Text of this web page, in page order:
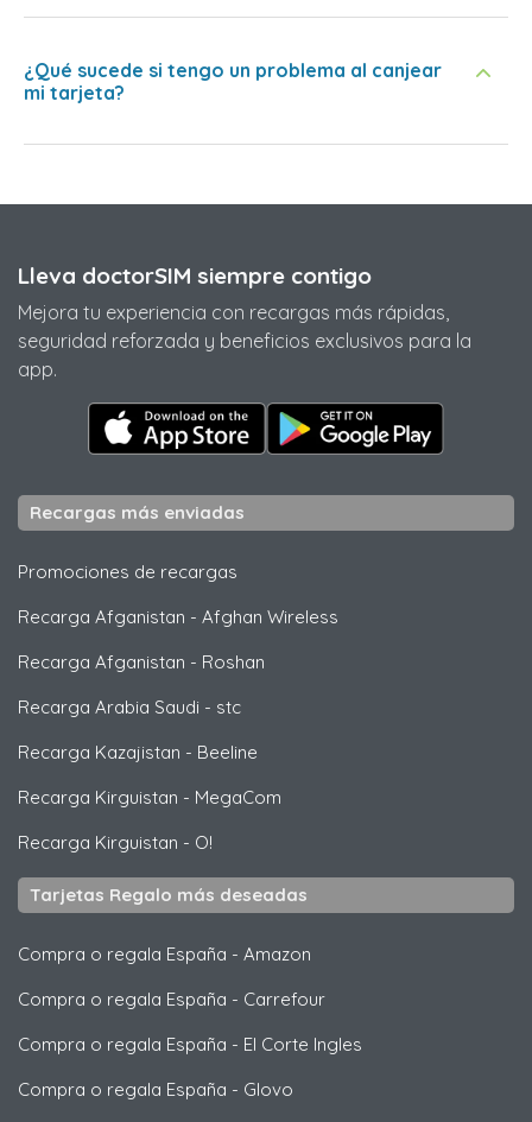
¿Qué sucede si tengo un problema al canjear
mi tarjeta?
Lleva doctorSIM siempre contigo
Mejora tu experiencia con recargas más rápidas,
seguridad reforzada y beneficios exclusivos para la
app.
Recargas más enviadas
Promociones de recargas
Recarga Afganistan - Afghan Wireless
Recarga Afganistan - Roshan
Recarga Arabia Saudi - stc
Recarga Kazajistan - Beeline
Recarga Kirguistan - MegaCom
Recarga Kirguistan - O!
Tarjetas Regalo más deseadas
Compra o regala España - Amazon
Compra o regala España - Carrefour
Compra o regala España - El Corte Ingles
Compra o regala España - Glovo